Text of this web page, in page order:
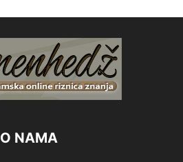
O NAMA